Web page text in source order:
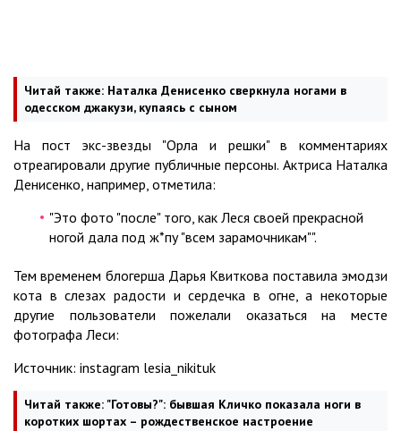
Читай также: Наталка Денисенко сверкнула ногами в
одесском джакузи, купаясь с сыном
На пост экс-звезды "Орла и решки" в комментариях
отреагировали другие публичные персоны. Актриса Наталка
Денисенко, например, отметила:
"Это фото "после" того, как Леся своей прекрасной
ногой дала под ж*пу "всем зарамочникам"".
Тем временем блогерша Дарья Квиткова поставила эмодзи
кота в слезах радости и сердечка в огне, а некоторые
другие пользователи пожелали оказаться на месте
фотографа Леси:
Источник: instagram lesia_nikituk
Читай также: "Готовы?": бывшая Кличко показала ноги в
коротких шортах – рождественское настроение